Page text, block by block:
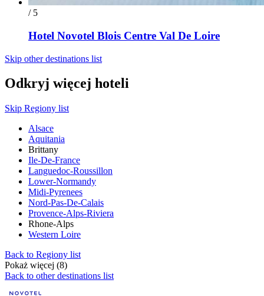
/ 5
Hotel Novotel Blois Centre Val De Loire
Skip other destinations list
Odkryj więcej hoteli
Skip Regiony list
Alsace
Aquitania
Brittany
Ile-De-France
Languedoc-Roussillon
Lower-Normandy
Midi-Pyrenees
Nord-Pas-De-Calais
Provence-Alps-Riviera
Rhone-Alps
Western Loire
Back to Regiony list
Pokaż więcej (8)
Back to other destinations list